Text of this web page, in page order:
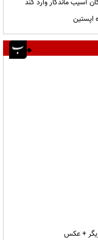
آسیب ماندگار وارد کند
اپستین
+ عکس